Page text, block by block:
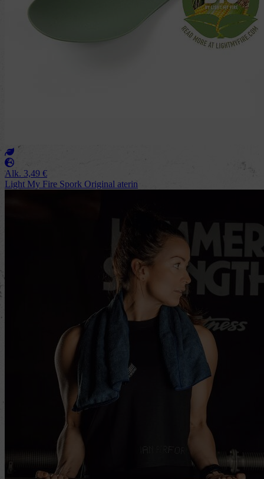
Alk. 3,49 €
Light My Fire Spork Original aterin